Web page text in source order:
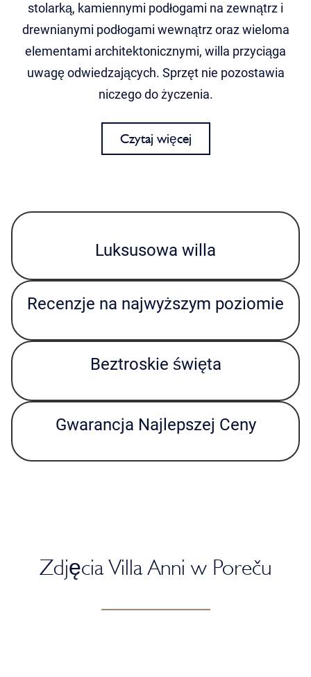
stolarką, kamiennymi podłogami na zewnątrz i
drewnianymi podłogami wewnątrz oraz wieloma
elementami architektonicznymi, willa przyciąga
uwagę odwiedzających. Sprzęt nie pozostawia
niczego do życzenia.
Czytaj więcej
Luksusowa willa
Recenzje na najwyższym poziomie
Beztroskie święta
Gwarancja Najlepszej Ceny
Zdjęcia Villa Anni w Poreču